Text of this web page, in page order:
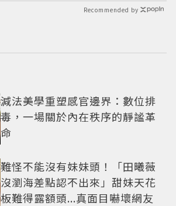
Recommended by
減法美學重塑感官邊界：數位排
毒，一場關於內在秩序的靜謐革
命
難怪不能沒有妹妹頭！「田曦薇
沒瀏海差點認不出來」甜妹天花
板難得露額頭...真面目嚇壞網友